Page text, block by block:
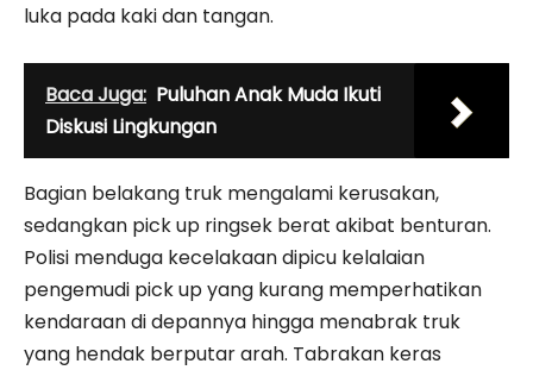
luka pada kaki dan tangan.
Baca Juga: Puluhan Anak Muda Ikuti
Diskusi Lingkungan
Bagian belakang truk mengalami kerusakan,
sedangkan pick up ringsek berat akibat benturan.
Polisi menduga kecelakaan dipicu kelalaian
pengemudi pick up yang kurang memperhatikan
kendaraan di depannya hingga menabrak truk
yang hendak berputar arah. Tabrakan keras